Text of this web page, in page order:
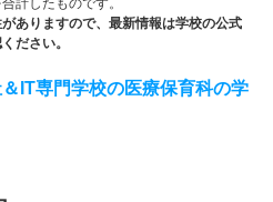
計したものです。
ありますので、最新情報は学校の公式
ださい。
IT専門学校の医療保育科の学